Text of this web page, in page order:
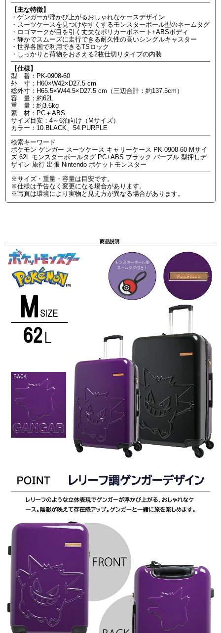
【主な特徴】
・ゲンガーが浮かび上がるおしゃれなケースデザイン
・スーツケースを見つけやすくするモンスターボール型のネームタグ
・ロゴマークが目を引く丈夫なポリカーボネート+ABSボディ
・静かでスムーズに走行できる耐久性の高いシングルキャスター
・世界各国で利用できるTSロック
・しっかりと荷物をおさえる2枚仕切りタイプの内装
【仕様】
型 番：PK-0908-60
外 寸：H60×W42×D27.5 cm
総外寸：H65.5×W44.5×D27.5 cm（三辺合計：約137.5cm）
容 量：約62L
重 量：約3.6kg
素 材：PC＋ABS
サイズ目安：4～6泊向け（Mサイズ）
カラー：10.BLACK、54.PURPLE
検索キーワード
ポケモン ゲンガー スーツケース キャリーケース PK-0908-60 Mサイ
ズ 62L モンスターボールタグ PC+ABS ブラック パープル 型押しデ
ザイン 旅行 出張 Nintendo ポケットモンスター
※サイズ・重量・容量は目安です。
※仕様は予告なく変更になる場合があります。
※写真は環境により実物と見え方が異なる場合があります。
商品説明